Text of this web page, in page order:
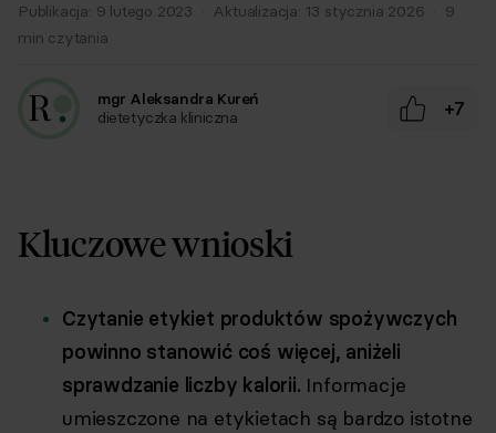
Publikacja: 9 lutego 2023 · Aktualizacja: 13 stycznia 2026 · 9
min czytania
mgr Aleksandra Kureń
dietetyczka kliniczna
+7
Kluczowe wnioski
Czytanie etykiet produktów spożywczych
powinno stanowić coś więcej, aniżeli
sprawdzanie liczby kalorii. Informacje
umieszczone na etykietach są bardzo istotne